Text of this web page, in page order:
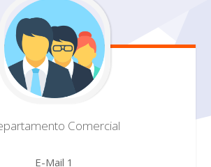
Comercial
E-Mail 1